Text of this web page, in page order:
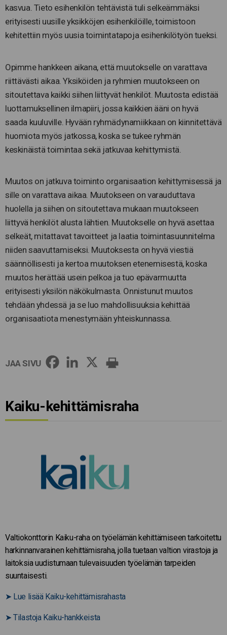
kasvua. Tieto esihenkilön tehtävistä tuli selkeämmäksi
erityisesti uusille yksikköjen esihenkilöille, toimistoon
kehitettiin myös uusia toimintatapoja esihenkilötyön tueksi.
Opimme hankkeen aikana, että muutokselle on varattava
riittävästi aikaa. Yksiköiden ja ryhmien muutokseen on
sitoutettava kaikki siihen liittyvät henkilöt. Muutosta edistää
luottamuksellinen ilmapiiri, jossa kaikkien ääni on hyvä
saada kuuluville. Hyvään ryhmädynamiikkaan on kiinnitettävä
huomiota myös jatkossa, koska se tukee ryhmän
keskinäistä toimintaa sekä jatkuvaa kehittymistä.
Muutos on jatkuva toiminto organisaation kehittymisessä ja
sille on varattava aikaa. Muutokseen on varauduttava
huolella ja siihen on sitoutettava mukaan muutokseen
liittyvä henkilöt alusta lähtien. Muutokselle on hyvä asettaa
selkeät, mitattavat tavoitteet ja laatia toimintasuunnitelma
niiden saavuttamiseksi. Muutoksesta on hyvä viestiä
säännöllisesti ja kertoa muutoksen etenemisestä, koska
muutos herättää usein pelkoa ja tuo epävarmuutta
erityisesti yksilön näkökulmasta. Onnistunut muutos
tehdään yhdessä ja se luo mahdollisuuksia kehittää
organisaatiota menestymään yhteiskunnassa.
JAA SIVU
Kaiku-kehittämisraha
Valtiokonttorin Kaiku-raha on työelämän kehittämiseen tarkoitettu
harkinnanvarainen kehittämisraha, jolla tuetaan valtion virastoja ja
laitoksia uudistumaan tulevaisuuden työelämän tarpeiden
suuntaisesti.
➤ Lue lisää Kaiku-kehittämisrahasta
➤ Tilastoja Kaiku-hankkeista